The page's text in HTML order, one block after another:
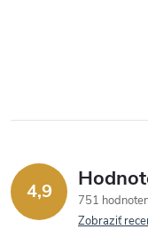
4,9
751
Zobraziť